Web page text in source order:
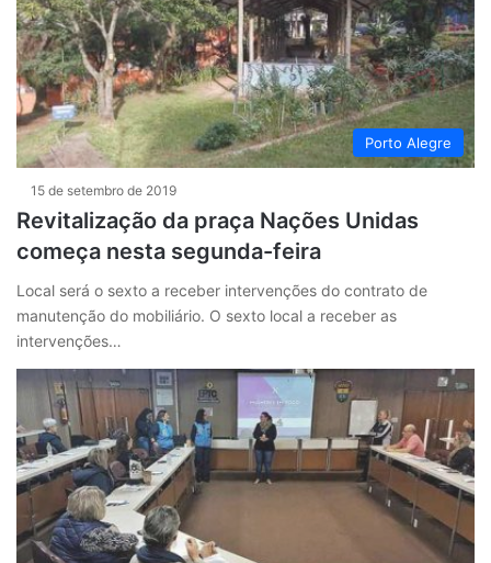
Porto Alegre
15 de setembro de 2019
Revitalização da praça Nações Unidas
começa nesta segunda-feira
Local será o sexto a receber intervenções do contrato de
manutenção do mobiliário. O sexto local a receber as
intervenções…